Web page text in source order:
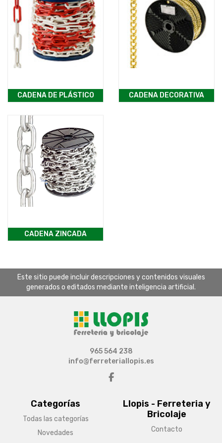
CADENA DE PLÁSTICO CADENA DECORATIVA
CADENA ZINCADA
Este sitio puede incluir descripciones y contenidos visuales
generados o editados mediante inteligencia artificial.
Categorías
Todas las categorías
Novedades
Llopis - Ferreteria y
Bricolaje
Contacto
965 564 238
info@ferreteriallopis.es